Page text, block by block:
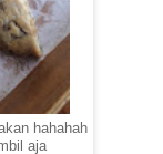
hahahah
aja